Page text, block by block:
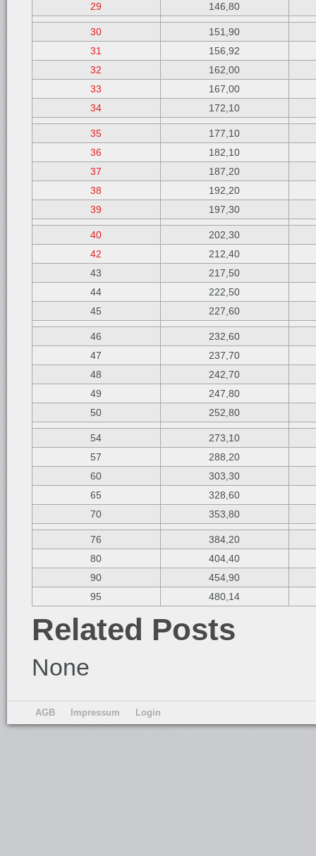
29
146,80
30
151,90
31
156,92
32
162,00
33
167,00
34
172,10
35
177,10
36
182,10
37
187,20
38
192,20
39
197,30
40
202,30
42
212,40
43
217,50
44
222,50
45
227,60
46
232,60
47
237,70
48
242,70
49
247,80
50
252,80
54
273,10
57
288,20
60
303,30
65
328,60
70
353,80
76
384,20
80
404,40
90
454,90
95
480,14
Related Posts
None
AGB Impressum Login